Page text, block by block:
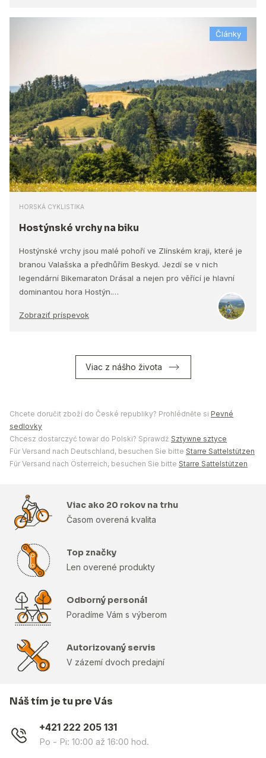
Články
HORSKÁ CYKLISTIKA
Hostýnské vrchy na biku
Hostýnské vrchy jsou malé pohoří ve Zlínském kraji, které je
branou Valašska a předhůřím Beskyd. Jezdí se v nich
legendární Bikemaraton Drásal a nejen pro věřící je hlavní
dominantou hora Hostýn.…
Zobraziť príspevok
Viac z nášho života
Chcete doručit zboží do České republiky? Prohlédněte si Pevné
sedlovky
Chcesz dostarczyć towar do Polski? Sprawdź Sztywne sztyce
Für Versand nach Deutschland, besuchen Sie bitte Starre Sattelstützen
Für Versand nach Österreich, besuchen Sie bitte Starre Sattelstützen
Viac ako 20 rokov na trhu
Časom overená kvalita
Top značky
Len overené produkty
Odborný personál
Poradíme Vám s výberom
Autorizovaný servis
V zázemí dvoch predajní
Náš tím je tu pre Vás
+421 222 205 131
Po - Pi: 10:00 až 16:00 hod.